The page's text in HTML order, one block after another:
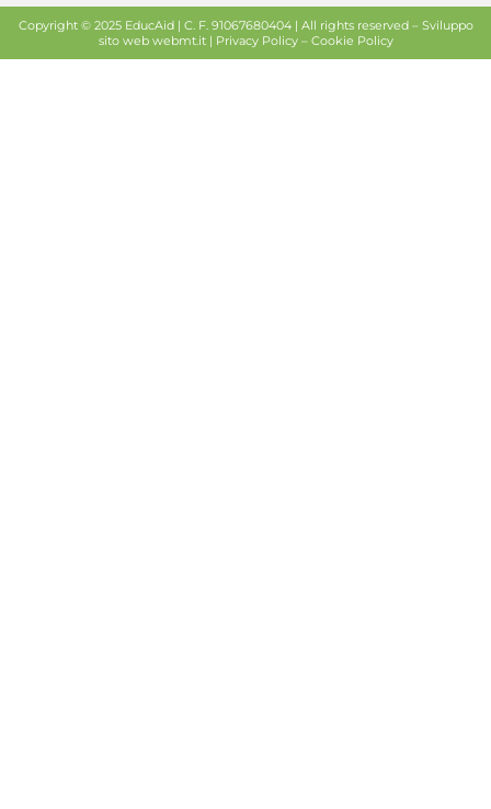
Copyright © 2025 EducAid | C. F. 91067680404 | All rights reserved – Sviluppo
sito webwebmt.it | Privacy Policy– Cookie Policy